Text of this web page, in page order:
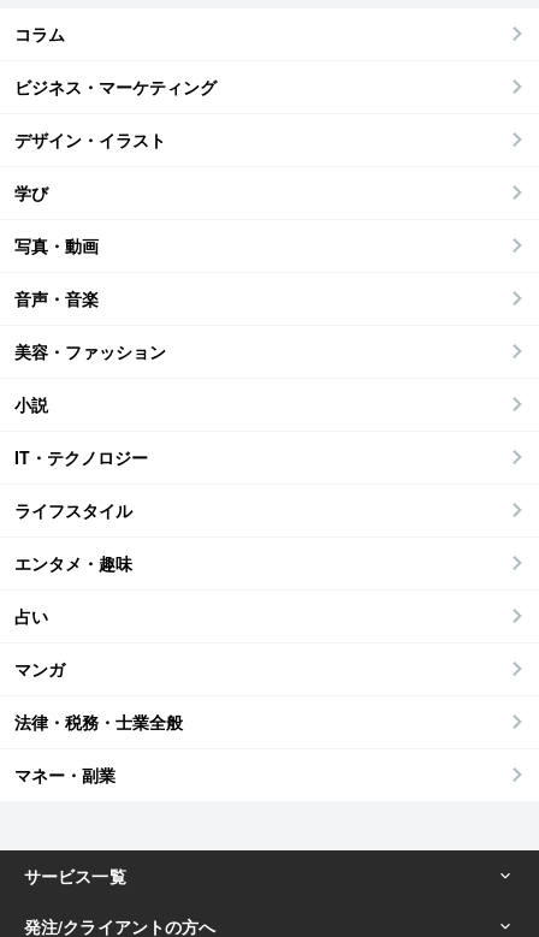
コラム
ビジネス・マーケティング
デザイン・イラスト
学び
写真・動画
音声・音楽
美容・ファッション
小説
IT・テクノロジー
ライフスタイル
エンタメ・趣味
占い
マンガ
法律・税務・士業全般
マネー・副業